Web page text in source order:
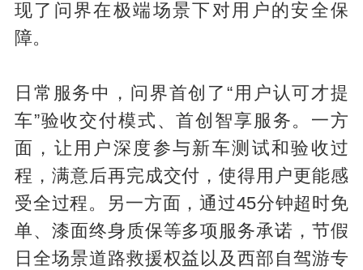
现了问界在极端场景下对用户的安全保
障。
日常服务中，问界首创了“用户认可才提
车”验收交付模式、首创智享服务。一方
面，让用户深度参与新车测试和验收过
程，满意后再完成交付，使得用户更能感
受全过程。另一方面，通过45分钟超时免
单、漆面终身质保等多项服务承诺，节假
日全场景道路救援权益以及西部自驾游专